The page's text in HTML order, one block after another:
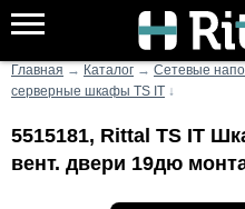
Главная → Каталог → Сетевые
серверные шкафы TS IT
↓
5515181, Rittal TS IT
вент. двери 19дю